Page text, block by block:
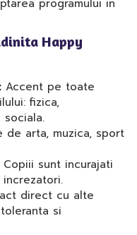
programului in
Happy
Accent pe toate
fizica,
de arta, muzica, sport
Copiii sunt incurajati
direct cu alte
si